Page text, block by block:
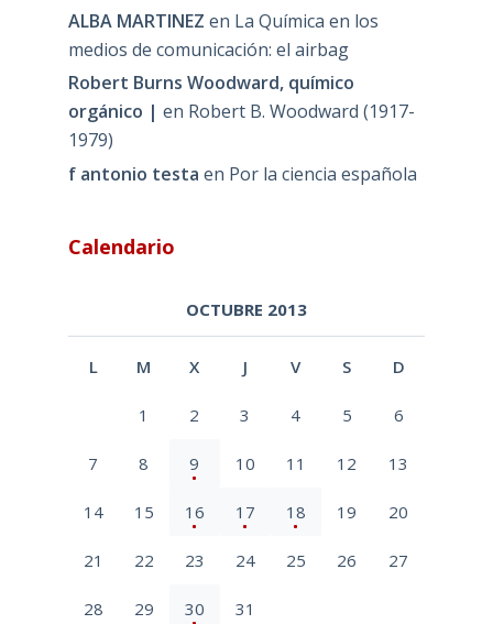
ALBA MARTINEZ en La Química en los
medios de comunicación: el airbag
Robert Burns Woodward, químico
orgánico | en Robert B. Woodward (1917-
1979)
f antonio testa en Por la ciencia española
Calendario
OCTUBRE 2013
L M X J V S D
1 2 3 4 5 6
7 8 9 10 11 12 13
14 15 16 17 18 19 20
21 22 23 24 25 26 27
28 29 30 31